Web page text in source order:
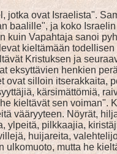
jotka ovat Israelista".
baalille", ja koko
kuin Vapahtaja sanoi
kieltämään
Kristuksen ja
eksyttävien henkien
silloin itserakkaita,
kärsimättömiä,
kieltävät sen
vääryyteen. Nöyrät,
ylpeitä, pilkkaajia,
huijareita,
mutta he